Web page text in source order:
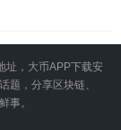
址，大币APP下载安
题，分享区块链、
事。